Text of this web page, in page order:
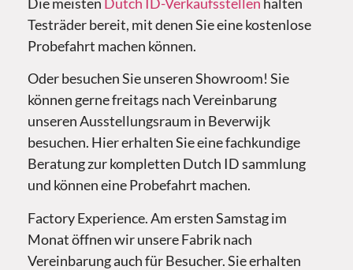
Testräder bereit, mit denen Sie eine kostenlose
Probefahrt machen können.
Oder besuchen Sie unseren Showroom! Sie
können gerne freitags nach Vereinbarung
unseren Ausstellungsraum in Beverwijk
besuchen. Hier erhalten Sie eine fachkundige
Beratung zur kompletten Dutch ID sammlung
und können eine Probefahrt machen.
Factory Experience. Am ersten Samstag im
Monat öffnen wir unsere Fabrik nach
Vereinbarung auch für Besucher. Sie erhalten